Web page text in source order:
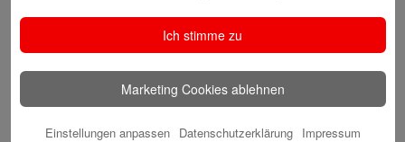
Website
Ich stimme zu
Marketing Cookies ablehnen
Einstellungen anpassen Datenschutzerklärung Impressum